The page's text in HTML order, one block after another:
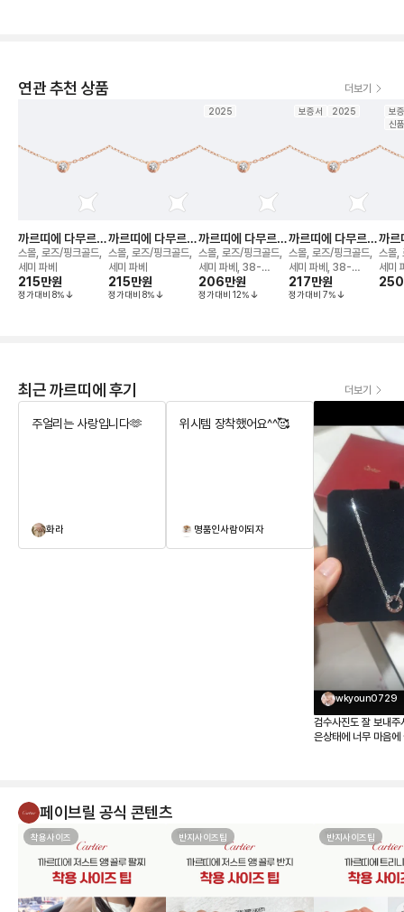
연관 추천 상품 더보기
까르띠에 다무르
네크리스
스몰, 로즈/핑크골드,
세미 파베
215만원
정가대비 8%
까르띠에 다무르
네크리스
스몰, 로즈/핑크골드,
세미 파베
215만원
정가대비 8%
2025
까르띠에 다무르
네크리스
스몰, 로즈/핑크골드,
세미 파베, 38-
41cm
206만원
정가대비 12%
보증서 2025
까르띠에 다무르
네크리스
스몰, 로즈/핑크골드,
세미 파베, 38-
41cm
217만원
정가대비 7%
보
신
까르
네크
스몰,
세미
250
최근 까르띠에 후기 더보기
주얼리는 사랑입니다🫶
화라
위시템 장착했어요^^🥰
명품인사람이되자
wkyoun0729
검수사진도 잘 보내주
은상태에 너무 마음에
페이브릴 공식 콘텐츠
착용사이즈 반지사이즈팁 반지사이즈팁